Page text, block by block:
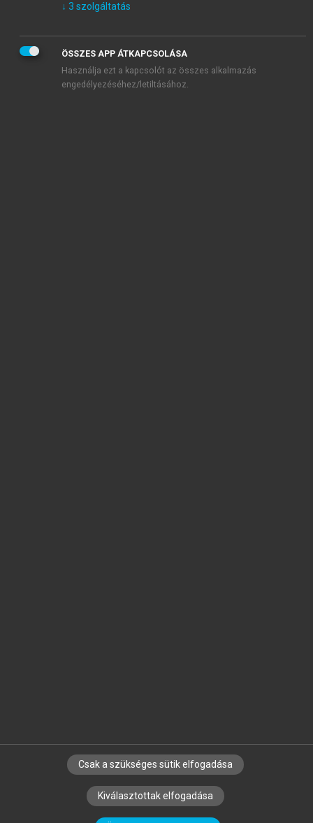
KIPRÓBÁLOM
SZERZŐKNEK CÉGEKNEK KÖNYVTÁROSOKNAK
SZERKESZTÉSI ÉS LEKTORÁLÁSI ALAPELVEK
↓ 3 szolgáltatás
ÖSSZES APP ÁTKAPCSOLÁSA
Használja ezt a kapcsolót az összes alkalmazás
engedélyezéséhez/letiltásához.
Csak a szükséges sütik elfogadása
Kiválasztottak elfogadása